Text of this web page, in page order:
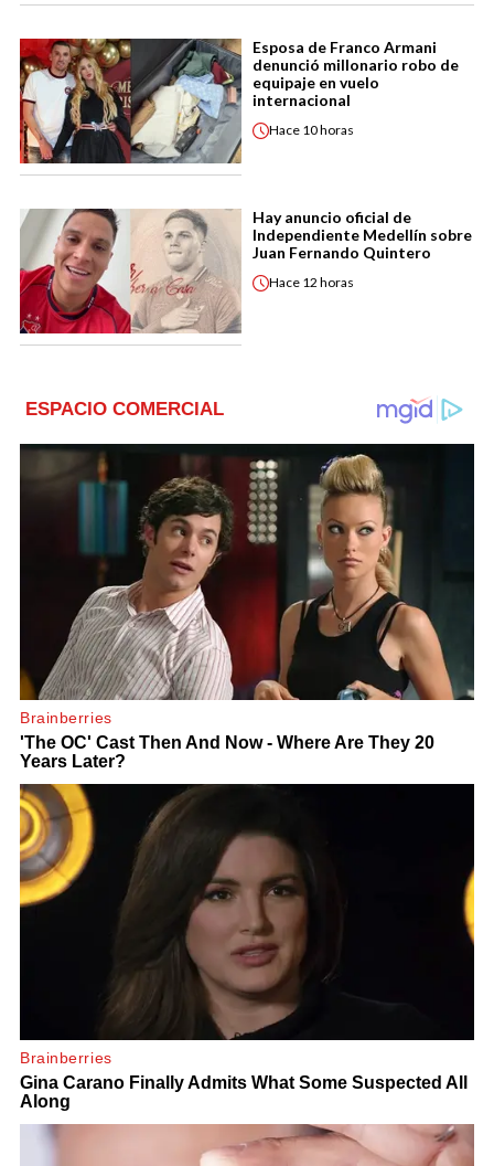
Esposa de Franco Armani
denunció millonario robo de
equipaje en vuelo
internacional
Hace 10 horas
Hay anuncio oficial de
Independiente Medellín sobre
Juan Fernando Quintero
Hace 12 horas